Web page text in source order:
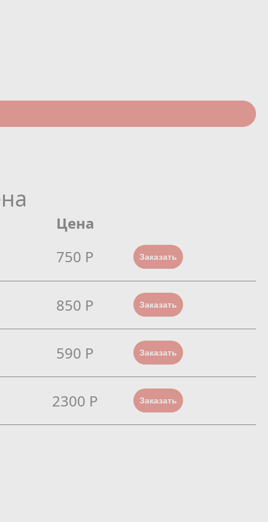
Цена
750 Р
Заказать
850 Р Заказать
590 Р Заказать
2300 Р Заказать